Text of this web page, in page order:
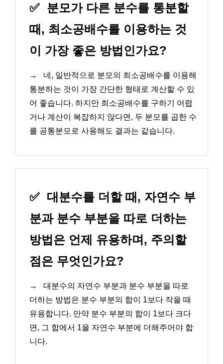
✅ 분모가 다른 분수를 통분할
때, 최소공배수를 이용하는 것
이 가장 좋은 방법인가요?
→
네, 일반적으로 분모의 최소공배수를 이용해
통분하는 것이 가장 간단한 형태로 계산할 수 있
어 좋습니다. 하지만 최소공배수를 구하기 어렵
거나 계산이 복잡하지 않다면, 두 분모를 곱한 수
를 공통분모로 사용해도 결과는 같습니다.
✅ 대분수를 더할 때, 자연수 부
분과 분수 부분을 따로 더하는
방법은 언제 유용하며, 주의할
점은 무엇인가요?
→
대분수의 자연수 부분과 분수 부분을 따로
더하는 방법은 분수 부분의 합이 1보다 작을 때
유용합니다. 만약 분수 부분의 합이 1보다 크다
면, 그 합에서 1을 자연수 부분에 더해주어야 합
니다.